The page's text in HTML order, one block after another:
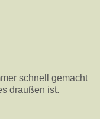
schnell gemacht
draußen ist.